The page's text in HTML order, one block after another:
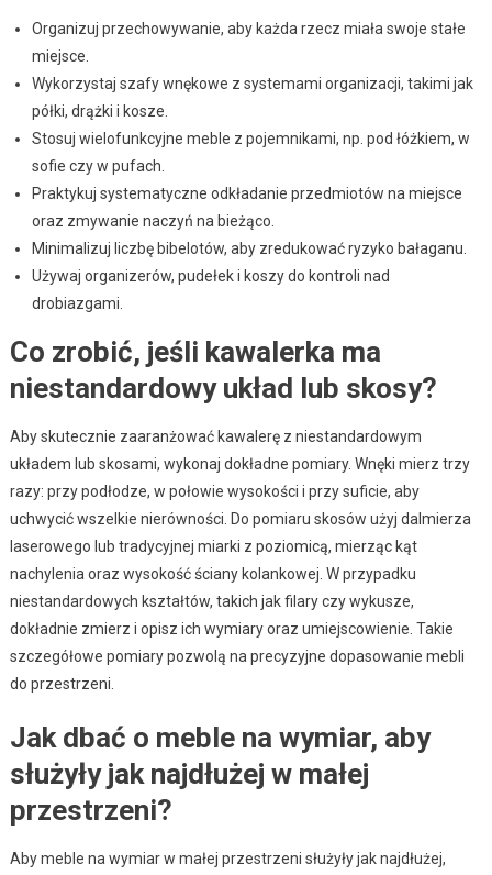
Organizuj przechowywanie, aby każda rzecz miała swoje stałe
miejsce.
Wykorzystaj szafy wnękowe z systemami organizacji, takimi jak
półki, drążki i kosze.
Stosuj wielofunkcyjne meble z pojemnikami, np. pod łóżkiem, w
sofie czy w pufach.
Praktykuj systematyczne odkładanie przedmiotów na miejsce
oraz zmywanie naczyń na bieżąco.
Minimalizuj liczbę bibelotów, aby zredukować ryzyko bałaganu.
Używaj organizerów, pudełek i koszy do kontroli nad
drobiazgami.
Co zrobić, jeśli kawalerka ma
niestandardowy układ lub skosy?
Aby skutecznie zaaranżować kawalerę z niestandardowym
układem lub skosami, wykonaj dokładne pomiary. Wnęki mierz trzy
razy: przy podłodze, w połowie wysokości i przy suficie, aby
uchwycić wszelkie nierówności. Do pomiaru skosów użyj dalmierza
laserowego lub tradycyjnej miarki z poziomicą, mierząc kąt
nachylenia oraz wysokość ściany kolankowej. W przypadku
niestandardowych kształtów, takich jak filary czy wykusze,
dokładnie zmierz i opisz ich wymiary oraz umiejscowienie. Takie
szczegółowe pomiary pozwolą na precyzyjne dopasowanie mebli
do przestrzeni.
Jak dbać o meble na wymiar, aby
służyły jak najdłużej w małej
przestrzeni?
Aby meble na wymiar w małej przestrzeni służyły jak najdłużej,